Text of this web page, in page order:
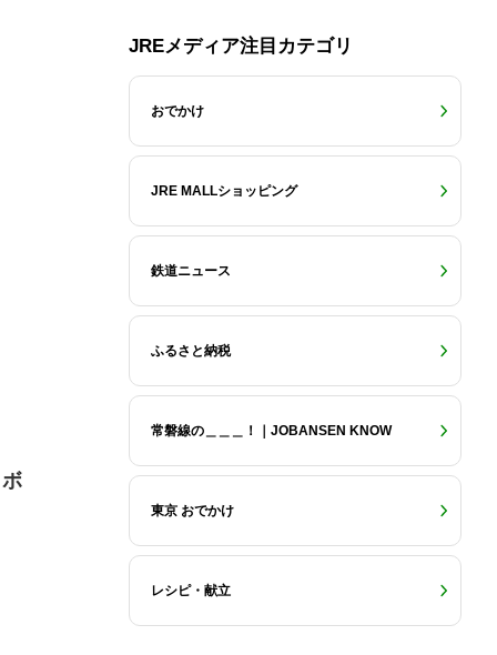
JREメディア注目カテゴリ
おでかけ
JRE MALLショッピング
鉄道ニュース
ふるさと納税
常磐線の＿＿＿！｜JOBANSEN KNOW
東京 おでかけ
レシピ・献立